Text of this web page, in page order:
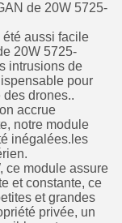
de 20W 5725-
été aussi facile
20W 5725-
intrusions de
pour
drones..
accrue
notre module
inégalées.les
ce module assure
et constante, ce
et grandes
privée, un